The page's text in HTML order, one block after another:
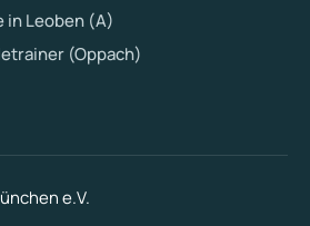
in Leoben (A)
(Oppach)
e.V.